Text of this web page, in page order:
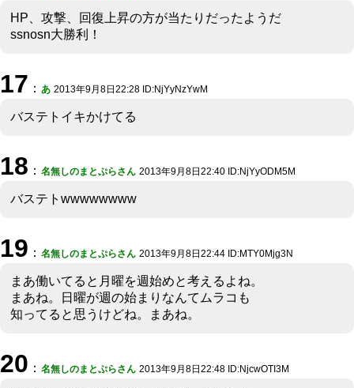
HP、攻撃、回復上昇の方が当たりだったようだ
ssnosn大勝利！
17 ： あ 2013年9月8日22:28 ID:NjYyNzYwM
バステトイキかけてる
18 ： 名無しのまとぷらさん 2013年9月8日22:40 ID:NjYyODM5M
バステトwwwwwwww
19 ： 名無しのまとぷらさん 2013年9月8日22:44 ID:MTY0Mjg3N
まあ働いてると月曜を週始めと考えるよね。
まあね。日曜が週の始まりなんてムラコも
知ってると思うけどね。まあね。
20 ： 名無しのまとぷらさん 2013年9月8日22:48 ID:NjcwOTI3M